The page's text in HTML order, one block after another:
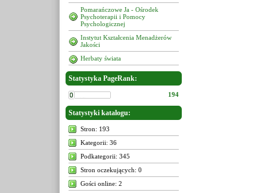
Pomarańczowe Ja - Ośrodek
Psychoterapii i Pomocy
Psychologicznej
Instytut Kształcenia Menadżerów
Jakości
Herbaty świata
Statystyka PageRank:
194
Statystyki katalogu:
Stron: 193
Kategorii: 36
Podkategorii: 345
Stron oczekujących: 0
Gości online: 2